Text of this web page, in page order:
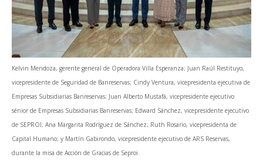
Kelvin Mendoza, gerente general de Operadora Villa Esperanza; Juan Raúl Restituyo,
vicepresidente de Seguridad de Banreservas; Cindy Ventura, vicepresidenta ejecutiva de
Empresas Subsidiarias Banreservas; Juan Alberto Mustafá, vicepresidente ejecutivo
sénior de Empresas Subsidiarias Banreservas; Edward Sánchez, vicepresidente ejecutivo
de SEPROI; Ana Margarita Rodríguez de Sánchez; Ruth Rosario, vicepresidenta de
Capital Humano; y Martín Gabirondo, vicepresidente ejecutivo de ARS Reservas,
durante la misa de Acción de Gracias de Seproi.